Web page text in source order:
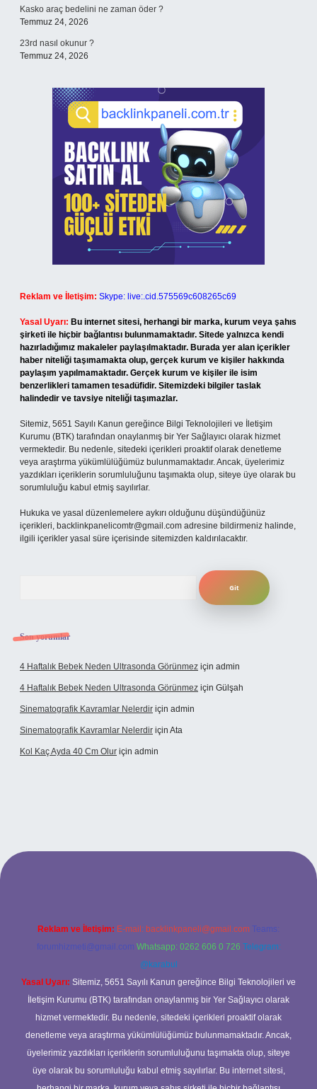
Kasko araç bedelini ne zaman öder ?
Temmuz 24, 2026
23rd nasıl okunur ?
Temmuz 24, 2026
Reklam ve İletişim: Skype: live:.cid.575569c608265c69
Yasal Uyarı: Bu internet sitesi, herhangi bir marka, kurum veya şahıs
şirketi ile hiçbir bağlantısı bulunmamaktadır. Sitede yalnızca kendi
hazırladığımız makaleler paylaşılmaktadır. Burada yer alan içerikler
haber niteliği taşımamakta olup, gerçek kurum ve kişiler hakkında
paylaşım yapılmamaktadır. Gerçek kurum ve kişiler ile isim
benzerlikleri tamamen tesadüfidir. Sitemizdeki bilgiler taslak
halindedir ve tavsiye niteliği taşımazlar.
Sitemiz, 5651 Sayılı Kanun gereğince Bilgi Teknolojileri ve İletişim
Kurumu (BTK) tarafından onaylanmış bir Yer Sağlayıcı olarak hizmet
vermektedir. Bu nedenle, sitedeki içerikleri proaktif olarak denetleme
veya araştırma yükümlülüğümüz bulunmamaktadır. Ancak, üyelerimiz
yazdıkları içeriklerin sorumluluğunu taşımakta olup, siteye üye olarak bu
sorumluluğu kabul etmiş sayılırlar.
Hukuka ve yasal düzenlemelere aykırı olduğunu düşündüğünüz
içerikleri, backlinkpanelicomtr@gmail.com adresine bildirmeniz halinde,
ilgili içerikler yasal süre içerisinde sitemizden kaldırılacaktır.
Son yorumlar
4 Haftalık Bebek Neden Ultrasonda Görünmez için admin
4 Haftalık Bebek Neden Ultrasonda Görünmez için Gülşah
Sinematografik Kavramlar Nelerdir için admin
Sinematografik Kavramlar Nelerdir için Ata
Kol Kaç Ayda 40 Cm Olur için admin
Reklam ve İletişim: E-mail: backlinkpaneli@gmail.com Teams:
forumhizmeti@gmail.com Whatsapp: 0262 606 0 726 Telegram:
@karabul
Yasal Uyarı: Sitemiz, 5651 Sayılı Kanun gereğince Bilgi Teknolojileri ve
İletişim Kurumu (BTK) tarafından onaylanmış bir Yer Sağlayıcı olarak
hizmet vermektedir. Bu nedenle, sitedeki içerikleri proaktif olarak
denetleme veya araştırma yükümlülüğümüz bulunmamaktadır. Ancak,
üyelerimiz yazdıkları içeriklerin sorumluluğunu taşımakta olup, siteye
üye olarak bu sorumluluğu kabul etmiş sayılırlar. Bu internet sitesi,